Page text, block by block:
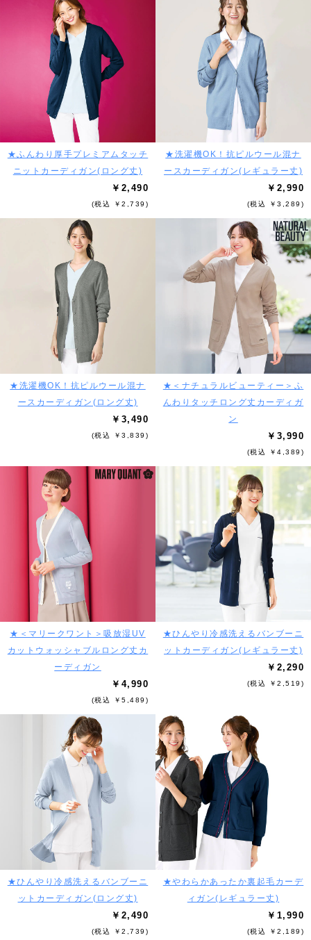
★ふんわり厚手プレミアムタッチ
ニットカーディガン(ロング丈)
￥2,490
(税込 ￥2,739)
★洗濯機OK！抗ピルウール混ナ
ースカーディガン(レギュラー丈)
￥2,990
(税込 ￥3,289)
★洗濯機OK！抗ピルウール混ナ
ースカーディガン(ロング丈)
￥3,490
(税込 ￥3,839)
★＜ナチュラルビューティー＞ふ
んわりタッチロング丈カーディガ
ン
￥3,990
(税込 ￥4,389)
★＜マリークワント＞吸放湿UV
カットウォッシャブルロング丈カ
ーディガン
￥4,990
(税込 ￥5,489)
★ひんやり冷感洗えるバンブーニ
ットカーディガン(レギュラー丈)
￥2,290
(税込 ￥2,519)
★ひんやり冷感洗えるバンブーニ
ットカーディガン(ロング丈)
￥2,490
(税込 ￥2,739)
★やわらかあったか裏起毛カーデ
ィガン(レギュラー丈)
￥1,990
(税込 ￥2,189)